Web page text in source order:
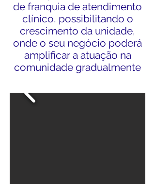
de franquia de atendimento
clínico, possibilitando o
crescimento da unidade,
onde o seu negócio poderá
amplificar a atuação na
comunidade gradualmente